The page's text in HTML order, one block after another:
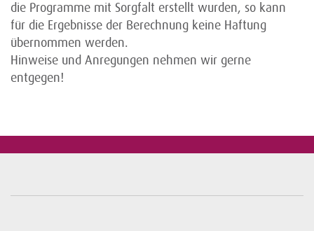
die Programme mit Sorgfalt erstellt wurden, so kann
für die Ergebnisse der Berechnung keine Haftung
übernommen werden.
Hinweise und Anregungen nehmen wir gerne
entgegen!